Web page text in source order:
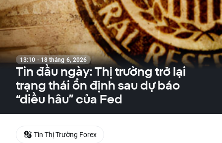
13:10 · 18 tháng 6, 2026
Tin đầu ngày: Thị trường trở lại
trạng thái ổn định sau dự báo
“diều hâu” của Fed
Tin Thị Trường Forex